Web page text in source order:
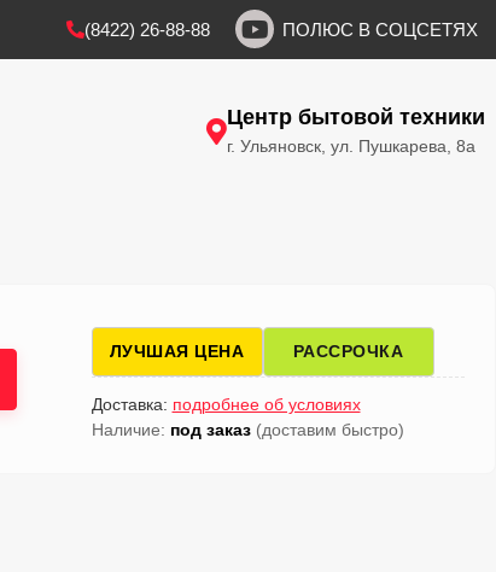
(8422) 26-88-88 ПОЛЮС В СОЦСЕТЯХ
Центр бытовой техники
г. Ульяновск, ул. Пушкарева, 8а
ЛУЧШАЯ ЦЕНА РАССРОЧКА
Доставка: подробнее об условиях
Наличие: под заказ(доставим быстро)